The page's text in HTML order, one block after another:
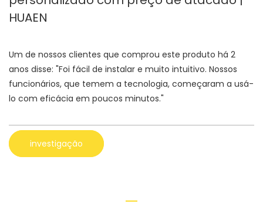
HUAEN
Um de nossos clientes que comprou este produto há 2
anos disse: "Foi fácil de instalar e muito intuitivo. Nossos
funcionários, que temem a tecnologia, começaram a usá-
lo com eficácia em poucos minutos."
investigação